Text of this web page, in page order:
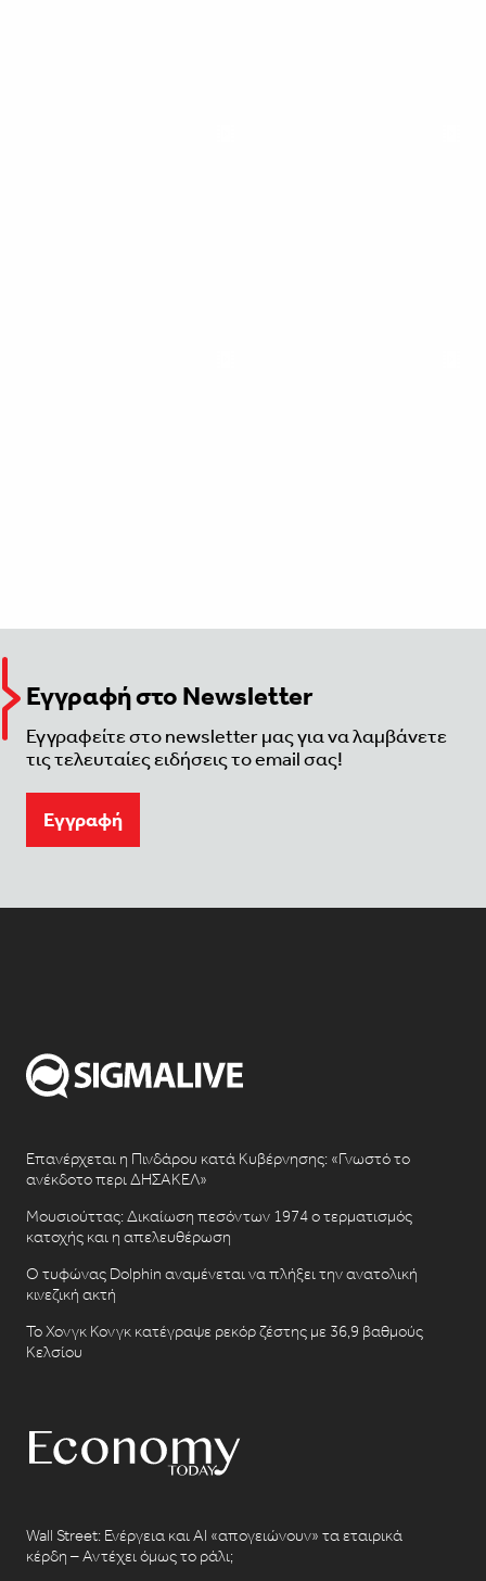
Εγγραφή στο Newsletter
Εγγραφείτε στο newsletter μας για να λαμβάνετε
τις τελευταίες ειδήσεις το email σας!
Eγγραφή
Επανέρχεται η Πινδάρου κατά Κυβέρνησης: «Γνωστό το
ανέκδοτο περι ΔΗΣΑΚΕΛ»
Μουσιούττας: Δικαίωση πεσόντων 1974 ο τερματισμός
κατοχής και η απελευθέρωση
Ο τυφώνας Dolphin αναμένεται να πλήξει την ανατολική
κινεζική ακτή
Το Χονγκ Κονγκ κατέγραψε ρεκόρ ζέστης με 36,9 βαθμούς
Κελσίου
Wall Street: Ενέργεια και AI «απογειώνουν» τα εταιρικά
κέρδη – Αντέχει όμως το ράλι;